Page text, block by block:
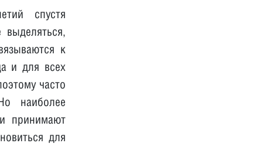
спустя
к
и для всех
часто
наиболее
принимают
для